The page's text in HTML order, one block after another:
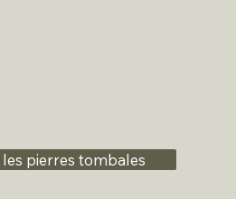
pierres tombales